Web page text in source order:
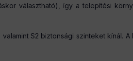
választható), így a telepítési
S2 biztonsági szinteket kínál. A